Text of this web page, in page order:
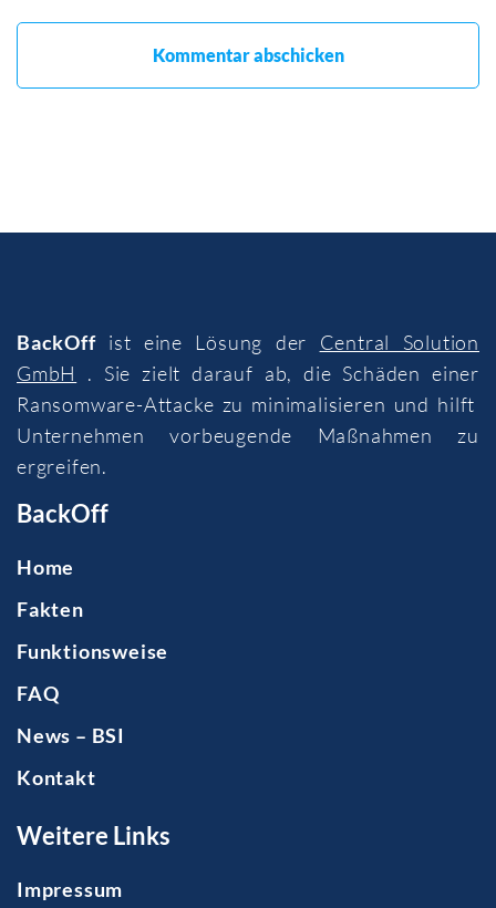
BackOffist eine Lösung der Central Solution
GmbH
. Sie zielt darauf ab, die Schäden einer
Ransomware-Attacke zu minimalisieren und hilft
Unternehmen vorbeugende Maßnahmen zu
ergreifen.
BackOff
Home
Fakten
Funktionsweise
FAQ
News – BSI
Kontakt
Weitere Links
Impressum